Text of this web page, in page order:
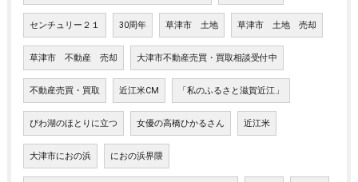
センチュリー２１ 30周年 草津市 土地 草津市 土地 売却
草津市 不動産 売却 大津市不動産売買・買取相談受付中
不動産売買・買取 近江米CM 「私のふるさと滋賀近江」
びわ湖のほとりに立つ 女優の高橋ひかるさん 近江米
大津市におの浜 におの浜界隈